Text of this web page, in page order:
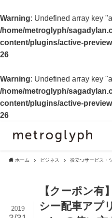
Warning: Undefined array key
/home/metroglyph/
content/plugins/active-
26
Warning: Undefined array key
/home/metroglyph/
content/plugins/active-
26
ホーム ビジネス 役立つサービス・
【クーポン有
シー配車アプ
2019